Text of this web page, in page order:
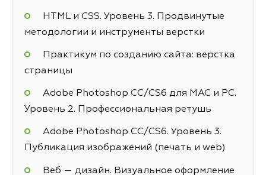
HTML и CSS. Уровень 3. Продвинутые
методологии и инструменты верстки
Практикум по созданию сайта: верстка
страницы
Adobe Photoshop СС/CS6 для MAC и PC.
Уровень 2. Профессиональная ретушь
Adobe Photoshop СС/CS6. Уровень 3.
Публикация изображений (печать и web)
Веб — дизайн. Визуальное оформление